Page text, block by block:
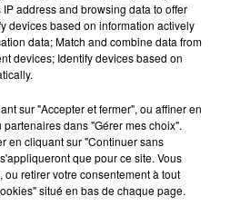
FAIT ÇA, MOI L'ANNÉE
EN...
a débuté ce jeudi 6
de Montgueux (Aube). Du
9h29
9h29
address and browsing data to offer
devices based on information actively
data; Match and combine data from
devices; Identify devices based on
sur "Accepter et fermer", ou affiner en
dans "Gérer mes choix".
en cliquant sur "Continuer sans
que pour ce site. Vous
retirer votre consentement à tout
situé en bas de chaque page.